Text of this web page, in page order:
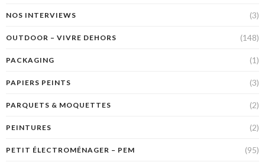
NOS INTERVIEWS (3)
OUTDOOR – VIVRE DEHORS (148)
PACKAGING (1)
PAPIERS PEINTS (3)
PARQUETS & MOQUETTES (2)
PEINTURES (2)
PETIT ÉLECTROMÉNAGER – PEM (95)